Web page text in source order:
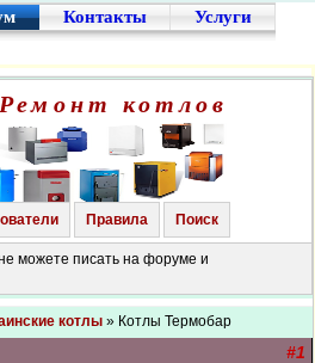
Контакты Услуги
котлов
Правила Поиск
можете писать на форуме и
котлы » Котлы Термобар
#1